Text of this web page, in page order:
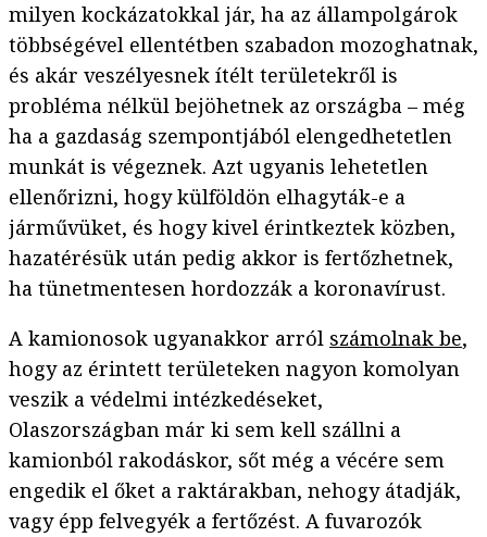
milyen kockázatokkal jár, ha az állampolgárok
többségével ellentétben szabadon mozoghatnak,
és akár veszélyesnek ítélt területekről is
probléma nélkül bejöhetnek az országba – még
ha a gazdaság szempontjából elengedhetetlen
munkát is végeznek. Azt ugyanis lehetetlen
ellenőrizni, hogy külföldön elhagyták-e a
járművüket, és hogy kivel érintkeztek közben,
hazatérésük után pedig akkor is fertőzhetnek,
ha tünetmentesen hordozzák a koronavírust.
A kamionosok ugyanakkor arról számolnak be,
hogy az érintett területeken nagyon komolyan
veszik a védelmi intézkedéseket,
Olaszországban már ki sem kell szállni a
kamionból rakodáskor, sőt még a vécére sem
engedik el őket a raktárakban, nehogy átadják,
vagy épp felvegyék a fertőzést. A fuvarozók